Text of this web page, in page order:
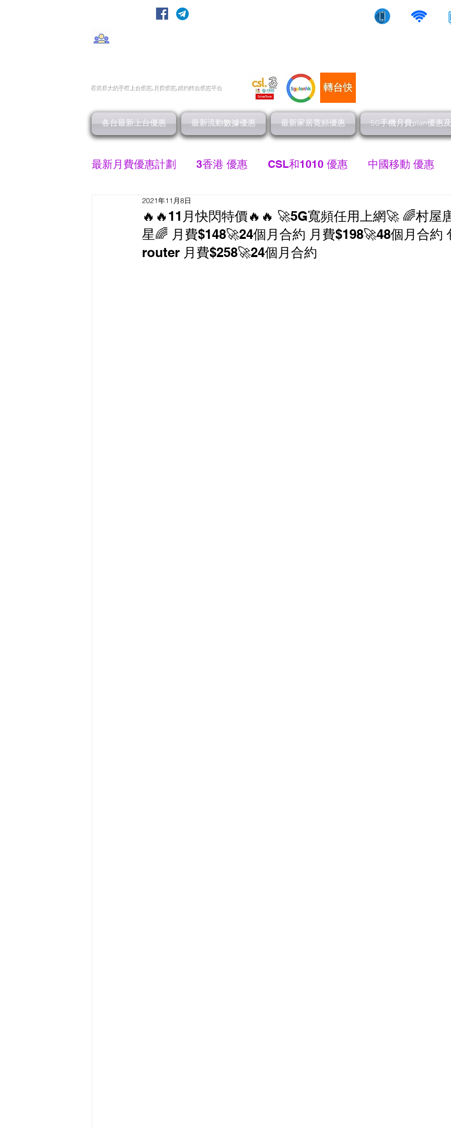
香港最大的手機上台優惠, 月費優惠,續約轉台優惠平台
各台最新上台優惠 最新流動數據優惠 最新家居寬頻優惠 5G手機月費plan優惠
最新月費優惠計劃 3香港 優惠 CSL和1010 優惠 中國移動 優惠
SMARTONE 優惠
最新流動數據優惠 香港寬頻 優惠 NOW 優惠 中國電信 優惠
🔥🔥11月快閃特價🔥🔥 🚀5G寬頻任用上網🚀 🌈村屋
星🌈 月費$148🚀24個月合約 月費$198🚀48個月合約
router 月費$258🚀24個月合約
2021年11月8日